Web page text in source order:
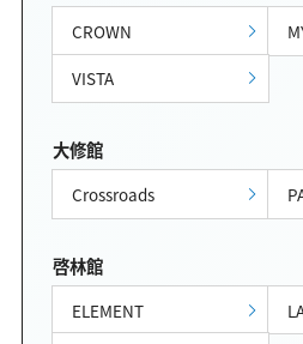
CROWN
VISTA
大修館
Crossroads
啓林館
ELEMENT